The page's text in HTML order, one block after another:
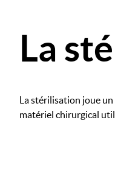
La
La stérilisation joue
matériel chirurgical